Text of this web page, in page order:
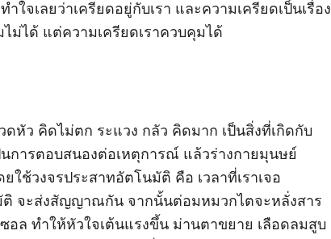
ใจเลยว่าเครียดอยู่กับเรา และความเครียดเป็นเรื่อง
ม่ได้ แต่ความเครียดเราควบคุมได้
ดหัว คิดไม่ตก ระแวง กลัว คิดมาก เป็นสิ่งที่เกิดกับ
การตอบสนองต่อเหตุการณ์ แล้วร่างกายมุนษย์
ใช้วงจรประสาทอัตโนมัติ คือ เวลาที่เราเจอ
ติ จะส่งสัญญาณกัน จากนั้นต่อมหมวกไตจะหลั่งสาร
ล ทำให้หัวใจเต้นแรงขึ้น ม่านตาขยาย เลือดลมสูบ